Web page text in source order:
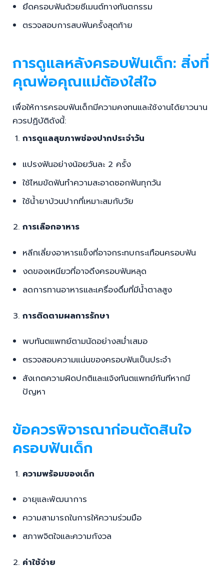
ยึดครอบฟันด้วยซีเมนต์ทางทันตกรรม
ตรวจสอบการสบฟันครั้งสุดท้าย
การดูแลหลังครอบฟันเด็ก: สิ่งที่
คุณพ่อคุณแม่ต้องใส่ใจ
เพื่อให้การครอบฟันเด็กมีความคงทนและใช้งานได้ยาวนาน
ควรปฏิบัติดังนี้:
การดูแลสุขภาพช่องปากประจำวัน
แปรงฟันอย่างน้อยวันละ 2 ครั้ง
ใช้ไหมขัดฟันทำความสะอาดซอกฟันทุกวัน
ใช้น้ำยาบ้วนปากที่เหมาะสมกับวัย
การเลือกอาหาร
หลีกเลี่ยงอาหารแข็งที่อาจกระทบกระเทือนครอบฟัน
งดของเหนียวที่อาจดึงครอบฟันหลุด
ลดการทานอาหารและเครื่องดื่มที่มีน้ำตาลสูง
การติดตามผลการรักษา
พบทันตแพทย์ตามนัดอย่างสม่ำเสมอ
ตรวจสอบความแน่นของครอบฟันเป็นประจำ
สังเกตความผิดปกติและแจ้งทันตแพทย์ทันทีหากมี
ปัญหา
ข้อควรพิจารณาก่อนตัดสินใจ
ครอบฟันเด็ก
ความพร้อมของเด็ก
อายุและพัฒนาการ
ความสามารถในการให้ความร่วมมือ
สภาพจิตใจและความกังวล
ค่าใช้จ่าย